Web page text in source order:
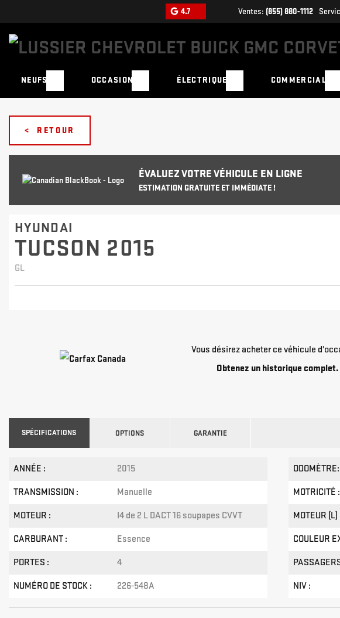
4.7 Ventes: (855) 880-1112
NEUFS OCCASION ÉLECTRIQUE COMMERCIAL
< RETOUR
ÉVALUEZ VOTRE VÉHICULE EN LIGNE
ESTIMATION GRATUITE ET IMMÉDIATE !
HYUNDAI
TUCSON 2015
GL
Vous désirez acheter ce véhicule
Obtenez un historique complet.
SPÉCIFICATIONS OPTIONS GARANTIE
ANNÉE : 2015 ODOMÈTRE:
TRANSMISSION : Manuelle MOTRICITÉ :
MOTEUR : I4 de 2 L DACT 16 soupapes CVVT MOTEUR (L)
CARBURANT : Essence COULEUR
PORTES : 4
NUMÉRO DE STOCK : 226-548A NIV :